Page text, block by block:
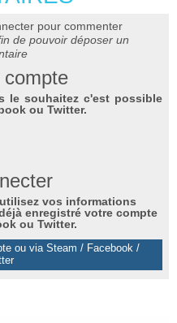
pour commenter
de pouvoir déposer un
le souhaitez c'est possible
ou Twitter.
vos informations
enregistré votre compte
ou Twitter.
ou via Steam / Facebook /